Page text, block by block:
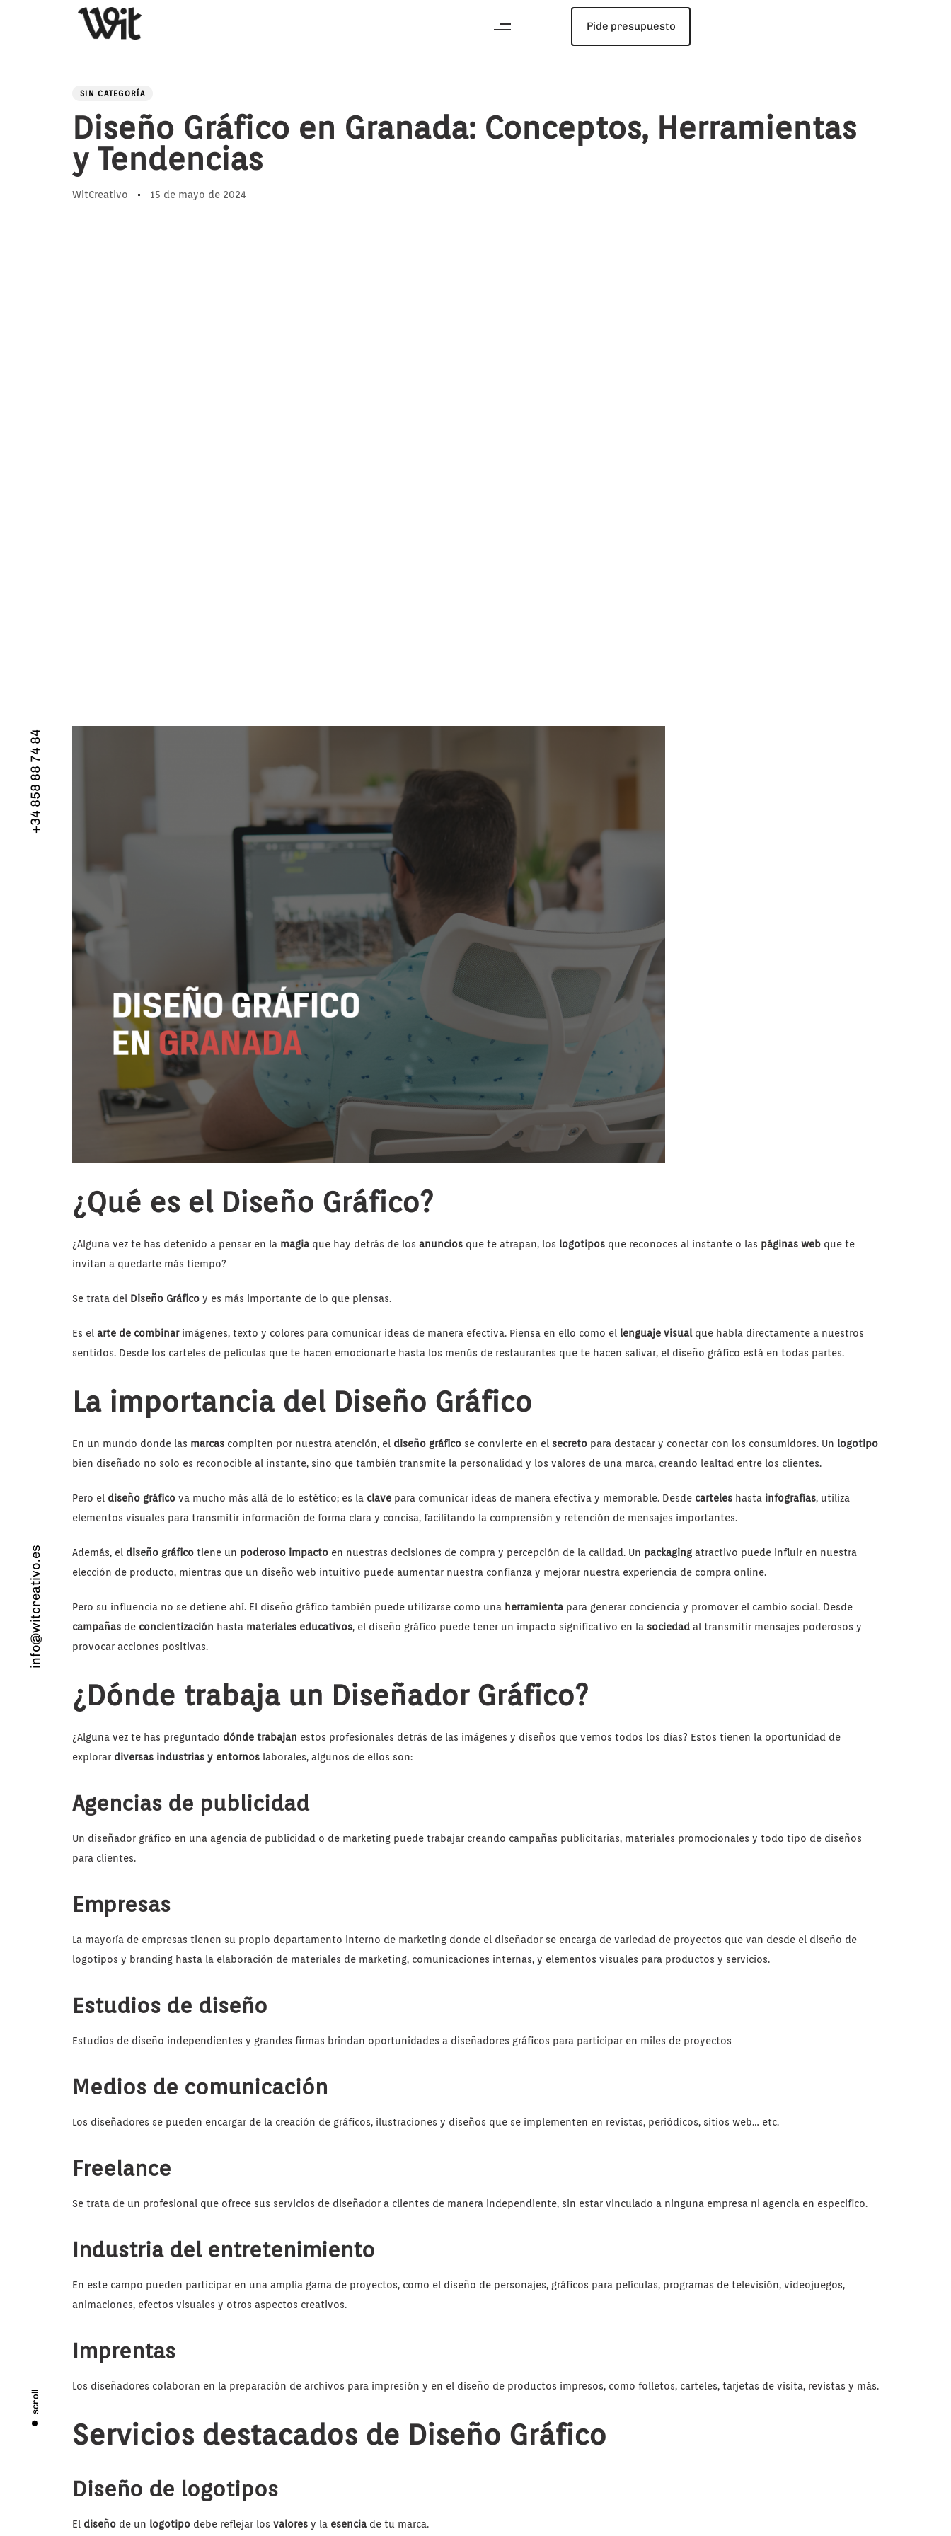
Pide presupuesto
+34 858 88 74 84
info@witcreativo.es
scroll
SIN CATEGORÍA
Diseño Gráfico en Granada: Conceptos, Herramientas
y Tendencias
WitCreativo 15 de mayo de 2024
¿Qué es el Diseño Gráfico?
¿Alguna vez te has detenido a pensar en la magia que hay detrás de los anuncios que te atrapan, los logotipos que reconoces al instante o las páginas web que te
invitan a quedarte más tiempo?
Se trata del Diseño Gráfico y es más importante de lo que piensas.
Es el arte de combinar imágenes, texto y colores para comunicar ideas de manera efectiva. Piensa en ello como el lenguaje visual que habla directamente a nuestros
sentidos. Desde los carteles de películas que te hacen emocionarte hasta los menús de restaurantes que te hacen salivar, el diseño gráfico está en todas partes.
La importancia del Diseño Gráfico
En un mundo donde las marcas compiten por nuestra atención, el diseño gráfico se convierte en el secreto para destacar y conectar con los consumidores. Un logotipo
bien diseñado no solo es reconocible al instante, sino que también transmite la personalidad y los valores de una marca, creando lealtad entre los clientes.
Pero el diseño gráfico va mucho más allá de lo estético; es la clave para comunicar ideas de manera efectiva y memorable. Desde carteles hasta infografías, utiliza
elementos visuales para transmitir información de forma clara y concisa, facilitando la comprensión y retención de mensajes importantes.
Además, el diseño gráfico tiene un poderoso impacto en nuestras decisiones de compra y percepción de la calidad. Un packaging atractivo puede influir en nuestra
elección de producto, mientras que un diseño web intuitivo puede aumentar nuestra confianza y mejorar nuestra experiencia de compra online.
Pero su influencia no se detiene ahí. El diseño gráfico también puede utilizarse como una herramienta para generar conciencia y promover el cambio social. Desde
campañas de concientización hasta materiales educativos, el diseño gráfico puede tener un impacto significativo en la sociedad al transmitir mensajes poderosos y
provocar acciones positivas.
¿Dónde trabaja un Diseñador Gráfico?
¿Alguna vez te has preguntado dónde trabajan estos profesionales detrás de las imágenes y diseños que vemos todos los días? Estos tienen la oportunidad de
explorar diversas industrias y entornos laborales, algunos de ellos son:
Agencias de publicidad
Un diseñador gráfico en una agencia de publicidad o de marketing puede trabajar creando campañas publicitarias, materiales promocionales y todo tipo de diseños
para clientes.
Empresas
La mayoría de empresas tienen su propio departamento interno de marketing donde el diseñador se encarga de variedad de proyectos que van desde el diseño de
logotipos y branding hasta la elaboración de materiales de marketing, comunicaciones internas, y elementos visuales para productos y servicios.
Estudios de diseño
Estudios de diseño independientes y grandes firmas brindan oportunidades a diseñadores gráficos para participar en miles de proyectos
Medios de comunicación
Los diseñadores se pueden encargar de la creación de gráficos, ilustraciones y diseños que se implementen en revistas, periódicos, sitios web… etc.
Freelance
Se trata de un profesional que ofrece sus servicios de diseñador a clientes de manera independiente, sin estar vinculado a ninguna empresa ni agencia en especifico.
Industria del entretenimiento
En este campo pueden participar en una amplia gama de proyectos, como el diseño de personajes, gráficos para películas, programas de televisión, videojuegos,
animaciones, efectos visuales y otros aspectos creativos.
Imprentas
Los diseñadores colaboran en la preparación de archivos para impresión y en el diseño de productos impresos, como folletos, carteles, tarjetas de visita, revistas y más.
Servicios destacados de Diseño Gráfico
Diseño de logotipos
El diseño de un logotipo debe reflejar los valores y la esencia de tu marca.